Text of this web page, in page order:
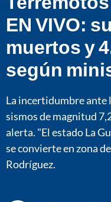
EN VIVO:
muertos y
según
La incertidumbre ante
sismos de magnitud
alerta. "El estado La
se convierte en zona
Rodríguez.